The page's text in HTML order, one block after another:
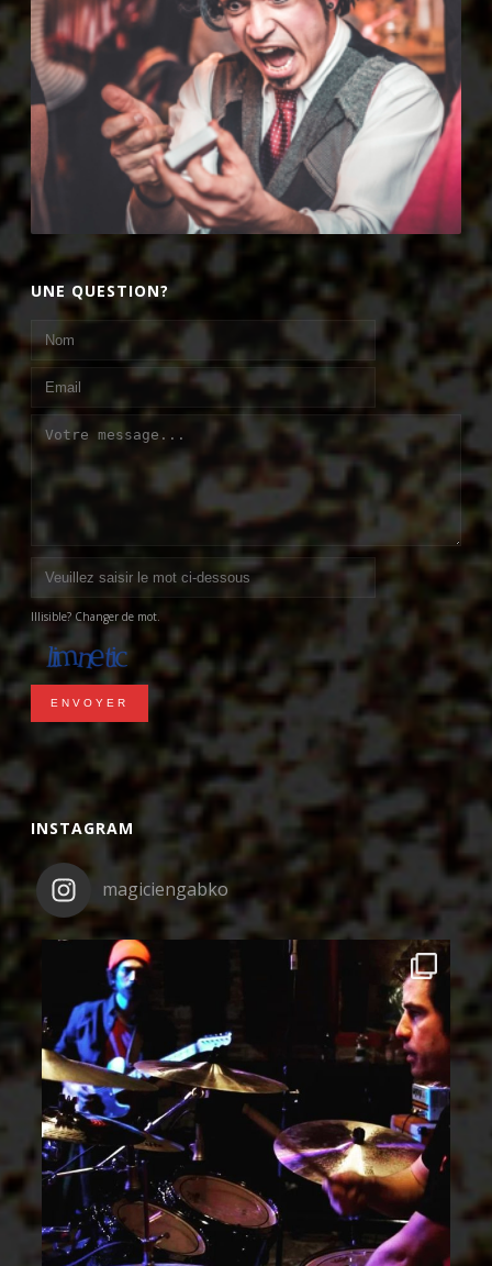
UNE QUESTION?
Illisible? Changer de mot.
ENVOYER
INSTAGRAM
magiciengabko